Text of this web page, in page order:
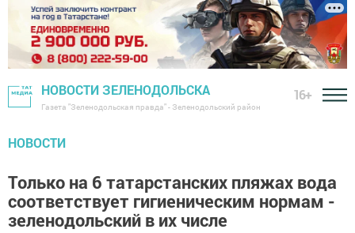
НОВОСТИ ЗЕЛЕНОДОЛЬСКА
Газета "Зеленодольская правда" - Зеленодольский район
16+
НОВОСТИ
Только на 6 татарстанских пляжах вода
соответствует гигиеническим нормам -
зеленодольский в их числе